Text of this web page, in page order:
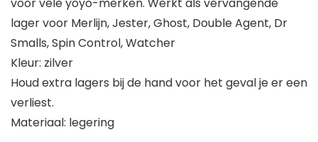
voor vele yoyo-merken. Werkt als vervangende
lager voor Merlijn, Jester, Ghost, Double Agent, Dr
Smalls, Spin Control, Watcher
Kleur: zilver
Houd extra lagers bij de hand voor het geval je er een
verliest.
Materiaal: legering